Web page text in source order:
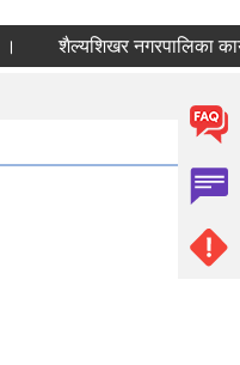
शैल्यशिखर नगरपालिका